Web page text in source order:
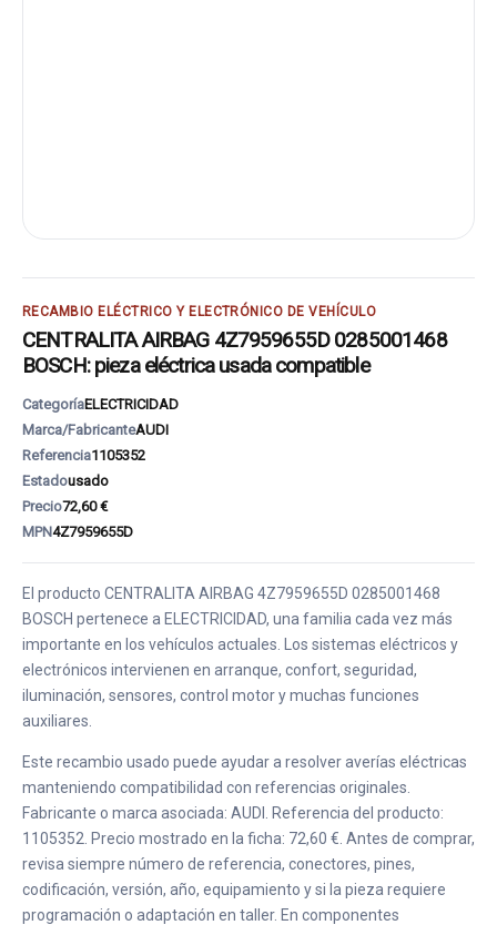
RECAMBIO ELÉCTRICO Y ELECTRÓNICO DE VEHÍCULO
CENTRALITA AIRBAG 4Z7959655D 0285001468
BOSCH: pieza eléctrica usada compatible
CategoríaELECTRICIDAD
Marca/FabricanteAUDI
Referencia1105352
Estadousado
Precio72,60 €
MPN4Z7959655D
El producto CENTRALITA AIRBAG 4Z7959655D 0285001468
BOSCH pertenece a ELECTRICIDAD, una familia cada vez más
importante en los vehículos actuales. Los sistemas eléctricos y
electrónicos intervienen en arranque, confort, seguridad,
iluminación, sensores, control motor y muchas funciones
auxiliares.
Este recambio usado puede ayudar a resolver averías eléctricas
manteniendo compatibilidad con referencias originales.
Fabricante o marca asociada: AUDI. Referencia del producto:
1105352. Precio mostrado en la ficha: 72,60 €. Antes de comprar,
revisa siempre número de referencia, conectores, pines,
codificación, versión, año, equipamiento y si la pieza requiere
programación o adaptación en taller. En componentes